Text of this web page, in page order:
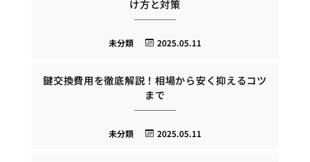
け方と対策
2025.05.11
未分類
鍵交換費用を徹底解説！相場から安く抑えるコツ
まで
2025.05.11
未分類